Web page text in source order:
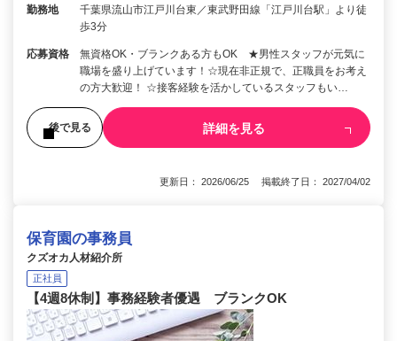
勤務地
千葉県流山市江戸川台東／東武野田線「江戸川台駅」より徒
歩3分
応募資格
無資格OK・ブランクある方もOK ★男性スタッフが元気に
職場を盛り上げています！☆現在非正規で、正職員をお考え
の方大歓迎！ ☆接客経験を活かしているスタッフもい…
後で見る 詳細を見る
更新日： 2026/06/25 掲載終了日： 2027/04/02
保育園の事務員
クズオカ人材紹介所
正社員
【4週8休制】事務経験者優遇 ブランクOK